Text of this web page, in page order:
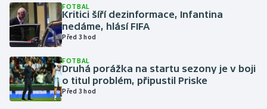
Krasobruslení
Lezení
Lyže a snowboard
Moderní pětiboj
FOTBAL
Kritici šíří dezinformace, Infantina
nedáme, hlásí FIFA
Před 3 hod
FOTBAL
Druhá porážka na startu sezony je v boji
o titul problém, připustil Priske
Před 3 hod